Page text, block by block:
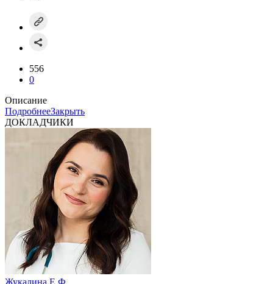
556
0
Описание
ПодробнееЗакрыть
ДОКЛАДЧИКИ
Жукалина Е.Ф.